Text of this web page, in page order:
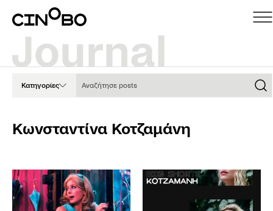
Κατηγορίες
Κωνσταντίνα Κοτζαμάνη